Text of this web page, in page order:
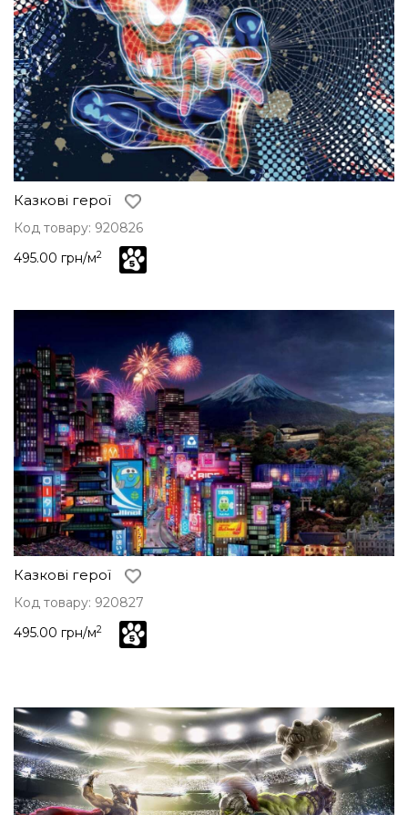
Казкові герої
Код товару: 920826
495.00 грн/м2
Казкові герої
Код товару: 920827
495.00 грн/м2